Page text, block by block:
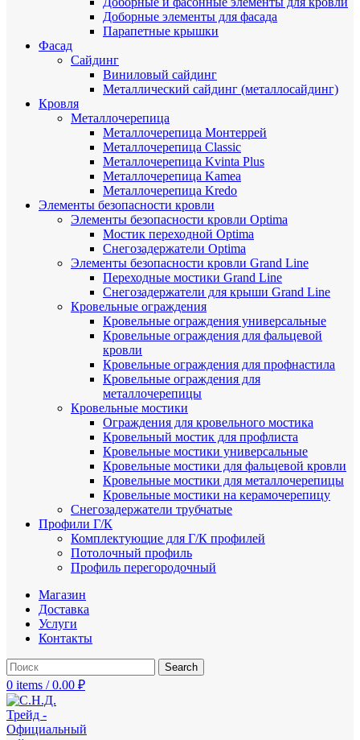
Доборные элементы для фасада
Парапетные крышки
Фасад
Сайдинг
Виниловый сайдинг
Металлический сайдинг (металлосайдинг)
Кровля
Металлочерепица
Металлочерепица Монтеррей
Металлочерепица Classic
Металлочерепица Kvinta Plus
Металлочерепица Kamea
Металлочерепица Kredo
Элементы безопасности кровли
Элементы безопасности кровли Optima
Мостик переходной Optima
Снегозадержатели Optima
Элементы безопасности кровли Grand Line
Переходные мостики Grand Line
Снегозадержатели для крыши Grand Line
Кровельные ограждения
Кровельные ограждения универсальные
Кровельные ограждения для фальцевой
кровли
Кровельные ограждения для профнастила
Кровельные ограждения для
металлочерепицы
Кровельные мостики
Ограждения для кровельного мостика
Кровельный мостик для профлиста
Кровельные мостики универсальные
Кровельные мостики для фальцевой кровли
Кровельные мостики для металлочерепицы
Кровельные мостики на керамочерепицу
Снегозадержатели трубчатые
Профили Г/К
Комплектующие для Г/К профилей
Потолочный профиль
Профиль перегородочный
Магазин
Доставка
Услуги
Контакты
Search
0 items / 0.00 ₽